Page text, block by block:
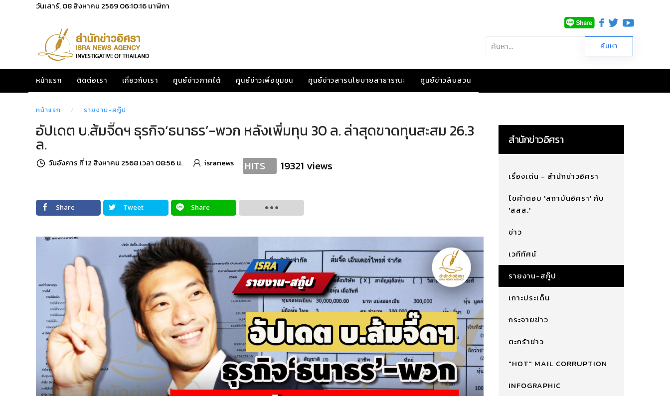
วันเสาร์, 08 สิงหาคม 256906:10:18นาฬิกา
หน้าแรก ติดต่อเรา เกี่ยวกับเรา ศูนย์ข่าวภาคใต้ ศูนย์ข่าวเพื่อชุมชน ศูนย์ข่าวสารนโยบายสาธารณะ ศูนย์ข่าวสืบสวน
หน้าแรก รายงาน-สกู๊ป
อัปเดต บ.ส้มจี๊ดฯ ธุรกิจ‘ธนาธร’-พวก หลังเพิ่มทุน 30 ล. ล่าสุดขาดทุนสะสม 26.3
ล.
วันอังคาร ที่ 12 สิงหาคม 2568 เวลา 08:56 น. isranews HITS 19321 views
Share Tweet Share
สำนักข่าวอิศรา
เรื่องเด่น - สำนักข่าวอิศรา
ไขคำตอบ 'สถาบันอิศรา' กับ
'สสส.'
ข่าว
เวทีทัศน์
รายงาน-สกู๊ป
เกาะประเด็น
กระจายข่าว
ตะกร้าข่าว
"HOT" MAIL CORRUPTION
INFOGRAPHIC